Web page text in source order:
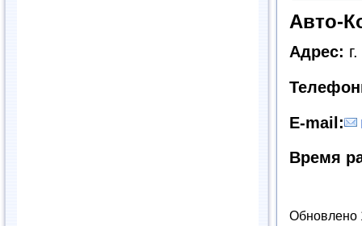
Авто-
Адрес:
E-mail:
Время
Обновлено